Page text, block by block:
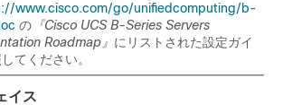
www.cisco.com/go/unifiedcomputing/b-
の 『Cisco UCS B-Series Servers
Roadmap』 にリストされた設定ガイ
てください。
イス